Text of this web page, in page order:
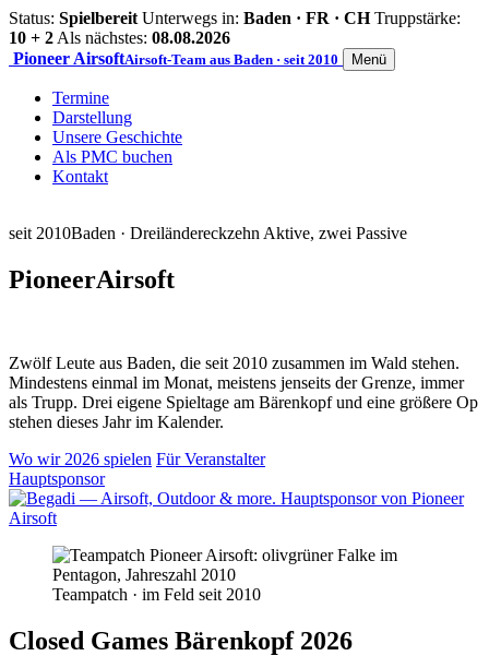
Status: Spielbereit Unterwegs in: Baden · FR · CH Truppstärke:
10 + 2 Als nächstes: 08.08.2026
Pioneer AirsoftAirsoft-Team aus Baden · seit 2010 Menü
Termine
Darstellung
Unsere Geschichte
Als PMC buchen
Kontakt
seit 2010Baden · Dreiländereckzehn Aktive, zwei Passive
PioneerAirsoft
Zwölf Leute aus Baden, die seit 2010 zusammen im Wald stehen.
Mindestens einmal im Monat, meistens jenseits der Grenze, immer
als Trupp. Drei eigene Spieltage am Bärenkopf und eine größere Op
stehen dieses Jahr im Kalender.
Wo wir 2026 spielen Für Veranstalter
Hauptsponsor
Teampatch · im Feld seit 2010
Closed Games Bärenkopf 2026